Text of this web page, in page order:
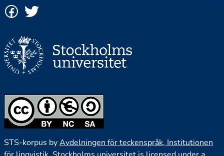
STS-korpus byAvdelningen för teckenspråk, Institutionen